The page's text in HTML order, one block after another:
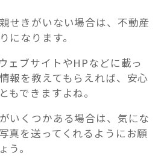
せきがいない場合は、不動産
になります。
ェブサイトやHPなどに載っ
報を教えてもらえれば、安心
もできますよね。
いくつかある場合は、気にな
真を送ってくれるようにお願
う。